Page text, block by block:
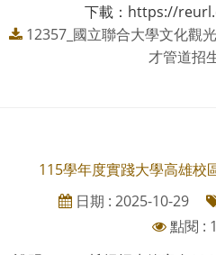
下載：https://
12357_國立聯合大學文化觀
才管道招
115學年度實踐大學高雄校
日期 : 2025-10-29
點閱 :